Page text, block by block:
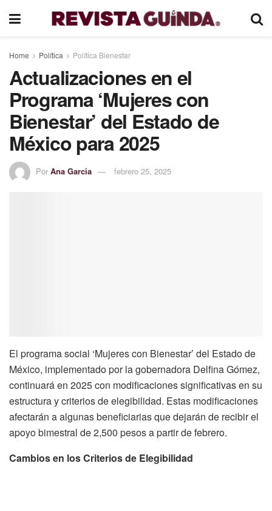
Home Política Política Bienestar
Actualizaciones en el
Programa ‘Mujeres con
Bienestar’ del Estado de
México para 2025
Por Ana Garcia febrero 25, 2025
El programa social ‘Mujeres con Bienestar’ del Estado de
México, implementado por la gobernadora Delfina Gómez,
continuará en 2025 con modificaciones significativas en su
estructura y criterios de elegibilidad. Estas modificaciones
afectarán a algunas beneficiarias que dejarán de recibir el
apoyo bimestral de 2,500 pesos a partir de febrero.
Cambios en los Criterios de Elegibilidad